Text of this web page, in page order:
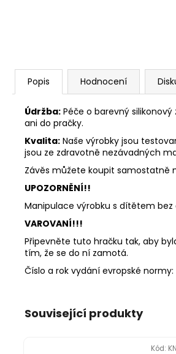
Popis Hodnocení
Údržba: Péče o barevný
ani do pračky.
Kvalita: Naše výrobky jsou
jsou ze zdravotně nezávadných
Závěs můžete koupit samostatně
UPOZORNĚNÍ!!
Manipulace výrobku s dítětem
VAROVANÍ!!!
Připevněte tuto hračku tak, aby
tím, že se do ní zamotá.
Číslo a rok vydání evropské normy:
Související produkty
Kód: